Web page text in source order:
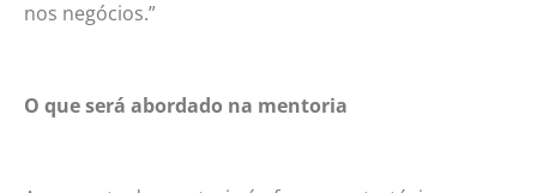
nos negócios.”
O que será abordado na mentoria